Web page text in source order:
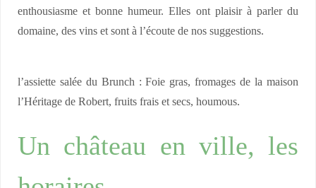
enthousiasme et bonne humeur. Elles ont plaisir à parler du
domaine, des vins et sont à l’écoute de nos suggestions.
l’assiette salée du Brunch : Foie gras, fromages de la maison
l’Héritage de Robert, fruits frais et secs, houmous.
Un château en ville, les